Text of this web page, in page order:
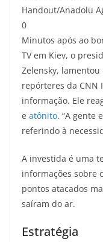
Handout/Anadolu
0
Minutos após ao
TV em Kiev, o
Zelensky,
repórteres da CNN
informação. Ele
e atônito. “A gente
referindo à
A investida é uma
informações sobre
pontos atacados
saíram do ar.
Estratégia